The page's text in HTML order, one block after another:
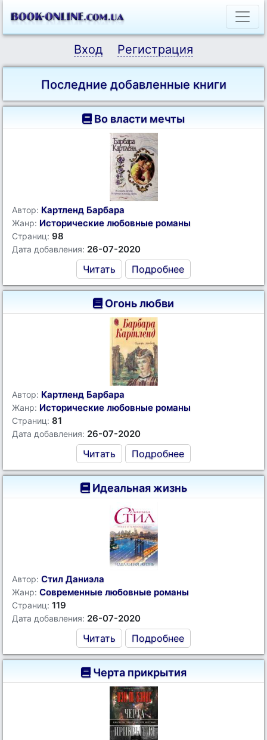
Вход Регистрация
Последние добавленные книги
Во власти мечты
Автор: Картленд Барбара
Жанр: Исторические любовные романы
Страниц: 98
Дата добавления: 26-07-2020
Читать Подробнее
Огонь любви
Автор: Картленд Барбара
Жанр: Исторические любовные романы
Страниц: 81
Дата добавления: 26-07-2020
Читать Подробнее
Идеальная жизнь
Автор: Стил Даниэла
Жанр: Современные любовные романы
Страниц: 119
Дата добавления: 26-07-2020
Читать Подробнее
Черта прикрытия